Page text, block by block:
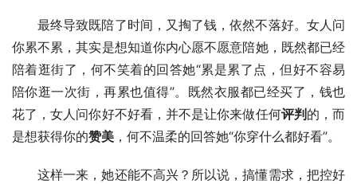
最终导致既陪了时间，又掏了钱，依然不落好。女人问
你累不累，其实是想知道你内心愿不愿意陪她，既然都已经
陪着逛街了，何不笑着的回答她“累是累了点，但好不容易
陪你逛一次街，再累也值得”。既然衣服都已经买了，钱也
花了，女人问你好不好看，并不是让你来做任何评判 的，而
是想获得你的赞美 ，何不温柔的回答她“你穿什么都好看”。
这样一来，她还能不高兴？所以说，搞懂需求，把控好